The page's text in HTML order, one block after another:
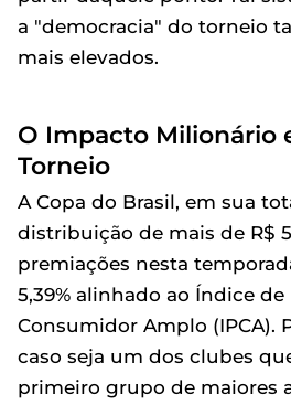
a "democracia" do torneio
mais elevados.
O Impacto Milionário
Torneio
A Copa do Brasil, em sua
distribuição de mais de R$
premiações nesta
5,39% alinhado ao Índice de
Consumidor Amplo (IPCA).
caso seja um dos clubes
primeiro grupo de maiores